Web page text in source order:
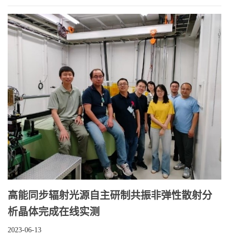
高能同步辐射光源自主研制共振非弹性散射分
析晶体完成在线实测
2023-06-13